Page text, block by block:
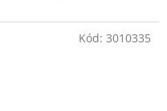
Kód: 3010335